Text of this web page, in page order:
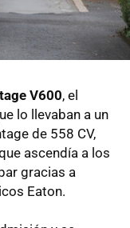
V600, el
lo llevaban a un
de 558 CV,
ascendía a los
gracias a
Eaton.